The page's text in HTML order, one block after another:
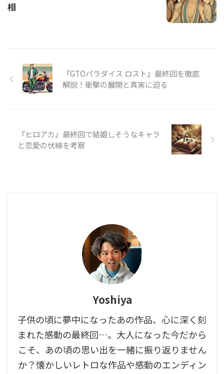
相
『GTOパラダイス ロスト』最終回を徹底
解説！衝撃の展開と真実に迫る
『ヒロアカ』最終回で結婚しそうなキャラ
と恋愛の伏線を考察
Yoshiya
子供の頃に夢中になったあの作品、心に深く刻
まれた感動の最終回…。大人になった今だから
こそ、あの頃の思い出を一緒に振り返りません
か？懐かしいレトロな作品や感動のエンディン